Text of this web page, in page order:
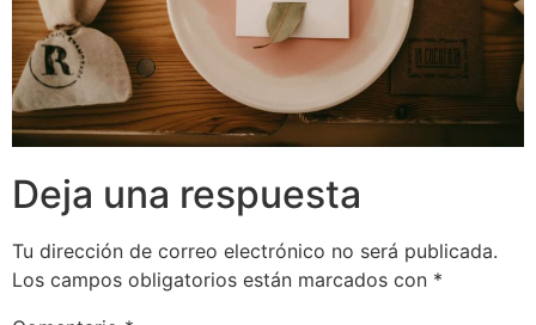
Deja una respuesta
Tu dirección de correo electrónico no será publicada.
Los campos obligatorios están marcados con *